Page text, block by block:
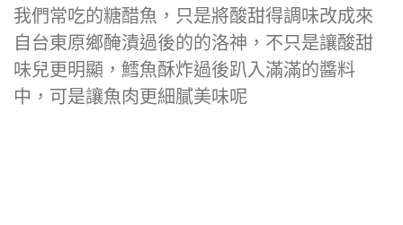
我們常吃的糖醋魚，只是將酸甜得調味改成來
自台東原鄉醃漬過後的的洛神，不只是讓酸甜
味兒更明顯，鱈魚酥炸過後趴入滿滿的醬料
中，可是讓魚肉更細膩美味呢